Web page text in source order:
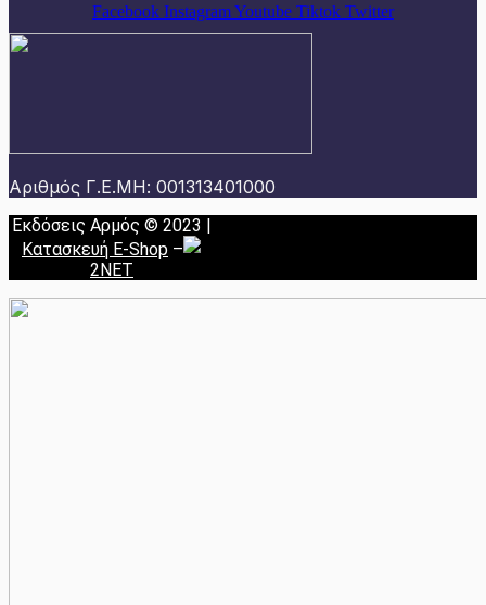
Facebook InstagramYoutube Tiktok Twitter
Αριθμός Γ.Ε.ΜΗ: 001313401000
Εκδόσεις Αρμός © 2023 |
Κατασκευή E-Shop –
2NET